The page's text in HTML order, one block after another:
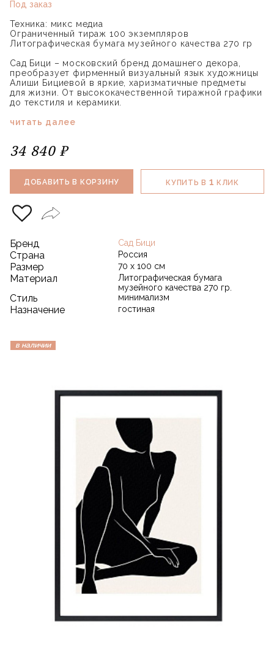
Под заказ
Техника: микс медиа
Ограниченный тираж 100 экземпляров
Литографическая бумага музейного качества 270 гр
Сад Бици – московский бренд домашнего декора,
преобразует фирменный визуальный язык художницы
Алиши Бициевой в яркие, харизматичные предметы
для жизни. От высококачественной тиражной графики
до текстиля и керамики.
читать далее
34 840 ₽
ДОБАВИТЬ В КОРЗИНУ КУПИТЬ В 1 КЛИК
Бренд Сад Бици
Страна Россия
Размер 70 х 100 см
Материал
Литографическая бумага
музейного качества 270 гр.
Стиль минимализм
Назначение гостиная
в наличии